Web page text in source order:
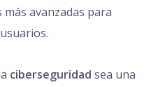
avanzadas para
ciberseguridad sea una